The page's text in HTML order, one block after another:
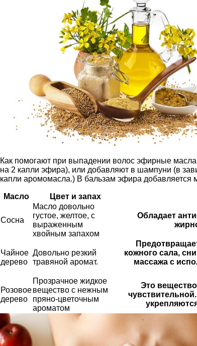
Как помогают при выпадении волос эфирные
на 2 капли эфира), или добавляют в шампуни (в
капли аромомасла.) В бальзам эфира добавляется
Масло Цвет и запах
Сосна
Масло довольно
густое, желтое, с
выраженным
хвойным запахом
Обладает
Чайное
дерево
Довольно резкий
травяной аромат.
кожного сала,
массажа с
Розовое
дерево
Прозрачное жидкое
вещество с нежным
пряно-цветочным
ароматом
Это